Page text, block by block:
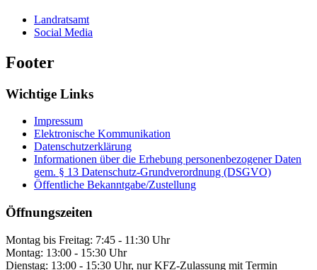
Landratsamt
Social Media
Footer
Wichtige Links
Impressum
Elektronische Kommunikation
Datenschutzerklärung
Informationen über die Erhebung personenbezogener Daten
gem. § 13 Datenschutz-Grundverordnung (DSGVO)
Öffentliche Bekanntgabe/Zustellung
Öffnungszeiten
Montag bis Freitag: 7:45 - 11:30 Uhr
Montag: 13:00 - 15:30 Uhr
Dienstag: 13:00 - 15:30 Uhr, nur KFZ-Zulassung mit Termin